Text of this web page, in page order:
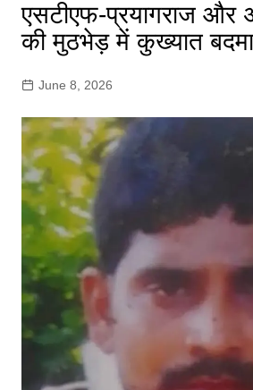
एसटीएफ-प्रयागराज और
की मुठभेड़ में कुख्यात
June 8, 2026